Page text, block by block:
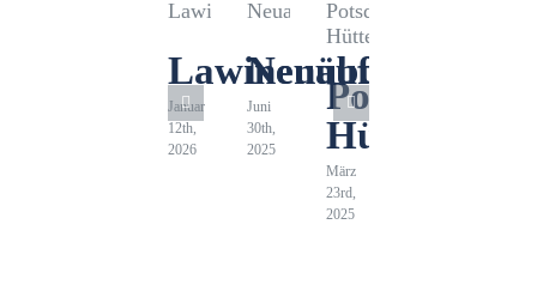
Lawinenübung
Januar
12th,
2026
Neuaufnahmen
Juni
30th,
2025
Potsdamer
Hütte
März
23rd,
2025